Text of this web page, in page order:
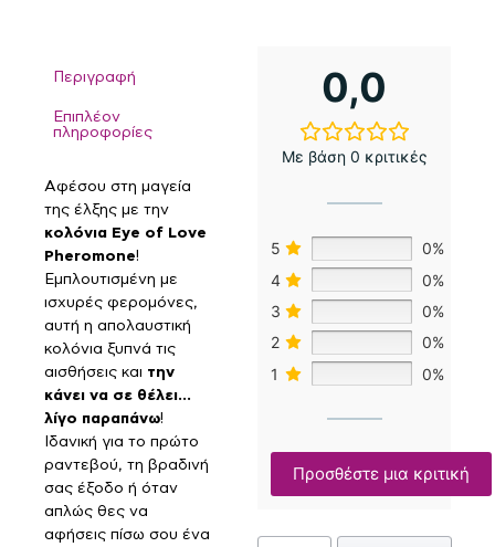
0,0
Με βάση 0 κριτικές
5
0%
4
0%
3
0%
2
0%
1
0%
Προσθέστε μια κριτική
Περιγραφή
Επιπλέον
πληροφορίες
Αφέσου στη μαγεία
της έλξης με την
κολόνια Eye of Love
Pheromone!
Εμπλουτισμένη με
ισχυρές φερομόνες,
αυτή η απολαυστική
κολόνια ξυπνά τις
αισθήσεις και την
κάνει να σε θέλει…
λίγο παραπάνω!
Ιδανική για το πρώτο
ραντεβού, τη βραδινή
σας έξοδο ή όταν
απλώς θες να
αφήσεις πίσω σου ένα